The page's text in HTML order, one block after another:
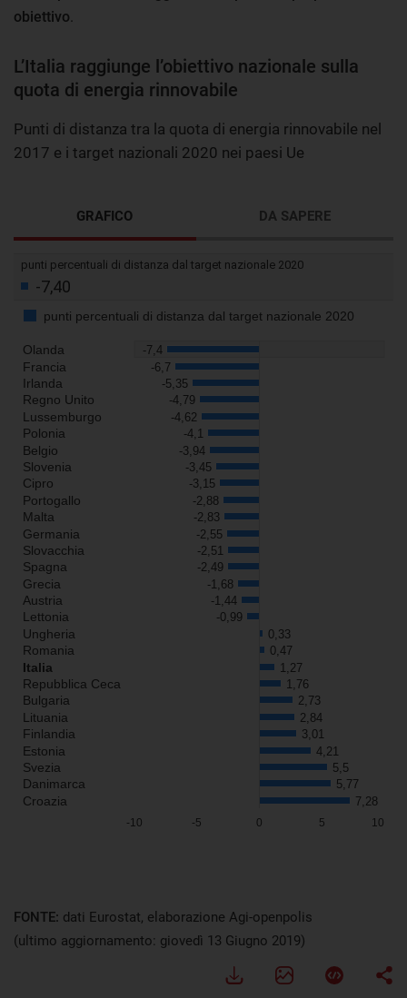
obiettivo
L’Italia raggiunge l’obiettivo nazionale sulla
quota di energia rinnovabile
Punti di distanza tra la quota di energia rinnovabile nel
2017 e i target nazionali 2020 nei paesi Ue
GRAFICO DA SAPERE
FONTE: dati Eurostat, elaborazione Agi-openpolis
(ultimo aggiornamento: giovedì 13 Giugno 2019)